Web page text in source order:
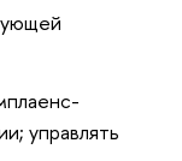
управлять